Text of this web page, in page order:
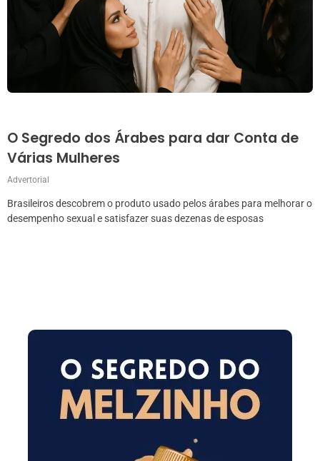
O Segredo dos Árabes para dar Conta de
Várias Mulheres
Advertorial
Brasileiros descobrem o produto usado pelos árabes para melhorar o
desempenho sexual e satisfazer suas dezenas de esposas